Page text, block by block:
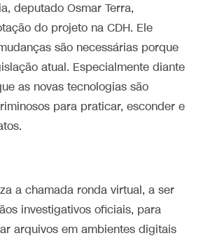
deputado Osmar Terra,
do projeto na CDH. Ele
são necessárias porque
atual. Especialmente diante
as novas tecnologias são
para praticar, esconder e
a chamada ronda virtual, a ser
investigativos oficiais, para
arquivos em ambientes digitais